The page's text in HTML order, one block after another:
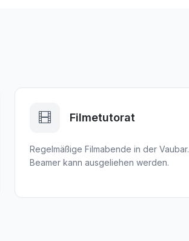
Filmetutorat
Regelmäßige Filmabende in der Vaubar.
Beamer kann ausgeliehen werden.